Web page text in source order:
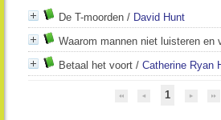
De T-moorden / David Hunt
Waarom mannen niet luisteren en
Betaal het voort / Catherine Ryan
1